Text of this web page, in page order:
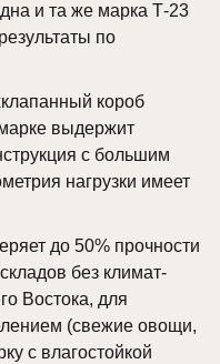
и та же марка Т-23
по
короб
выдержит
с большим
нагрузки имеет
до 50% прочности
без климат-
Востока, для
(свежие овощи,
с влагостойкой